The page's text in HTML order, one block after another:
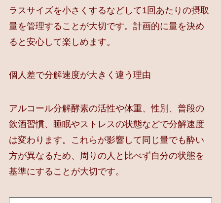
ラスサイズを小さくするなどして1回あたりの摂取
量を管理することが大切です。計画的に量を決め
ると安心して楽しめます。
個人差で分解速度が大きく違う理由
アルコール分解酵素の活性や体重、性別、普段の
飲酒習慣、睡眠やストレスの状態などで分解速度
は変わります。これらが影響して同じ量でも酔い
方が異なるため、周りの人と比べず自分の状態を
基準にすることが大切です。